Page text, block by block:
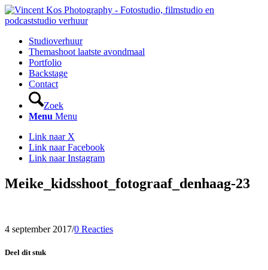
Studioverhuur
Themashoot laatste avondmaal
Portfolio
Backstage
Contact
Zoek
Menu Menu
Link naar X
Link naar Facebook
Link naar Instagram
Meike_kidsshoot_fotograaf_denhaag-23
4 september 2017/0 Reacties
Deel dit stuk